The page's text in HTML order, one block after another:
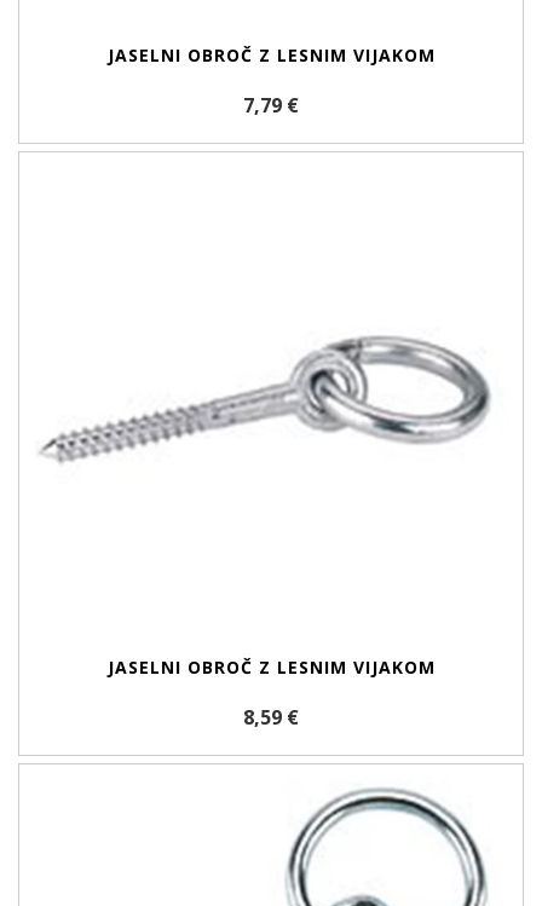
JASELNI OBROČ Z LESNIM VIJAKOM
7,79 €
JASELNI OBROČ Z LESNIM VIJAKOM
8,59 €